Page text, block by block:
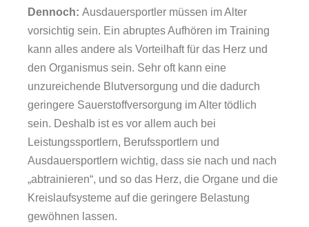
Dennoch: Ausdauersportler müssen im Alter
vorsichtig sein. Ein abruptes Aufhören im Training
kann alles andere als Vorteilhaft für das Herz und
den Organismus sein. Sehr oft kann eine
unzureichende Blutversorgung und die dadurch
geringere Sauerstoffversorgung im Alter tödlich
sein. Deshalb ist es vor allem auch bei
Leistungssportlern, Berufssportlern und
Ausdauersportlern wichtig, dass sie nach und nach
„abtrainieren“, und so das Herz, die Organe und die
Kreislaufsysteme auf die geringere Belastung
gewöhnen lassen.